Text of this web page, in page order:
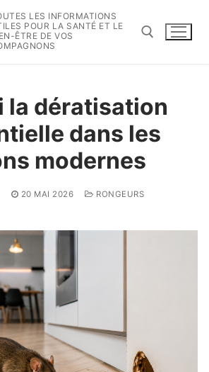
LES INFORMATIONS
POUR LA SANTÉ ET LE
ÊTRE DE VOS
la dératisation
dans les
modernes
20 MAI 2026
RONGEURS